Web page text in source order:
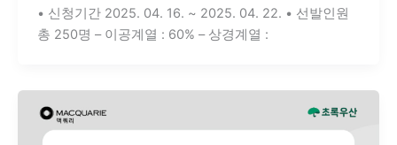
• 신청기간 2025. 04. 16. ~ 2025. 04. 22. • 선발인원
총 250명 – 이공계열 : 60% – 상경계열 :